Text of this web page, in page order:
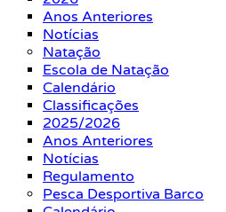
Anos Anteriores
Notícias
Natação
Escola de Natação
Calendário
Classificações
2025/2026
Anos Anteriores
Notícias
Regulamento
Pesca Desportiva Barco